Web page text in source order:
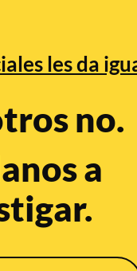
les da
no.
a
conducta
uno y